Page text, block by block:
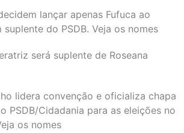
lançar apenas Fufuca ao
suplente do PSDB. Veja os nomes
será suplente de Roseana
lidera convenção e oficializa chapa
PSDB/Cidadania para as eleições no
os nomes